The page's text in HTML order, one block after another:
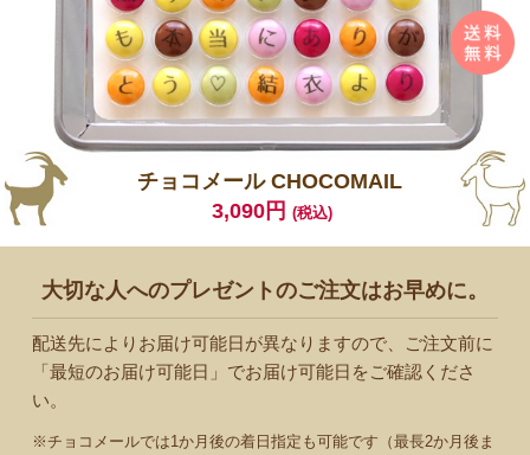
チョコメール CHOCOMAIL
3,090円 (税込)
大切な人へのプレゼントのご注文はお早めに。
配送先によりお届け可能日が異なりますので、
ご注文前に
「最短のお届け可能日」でお届け可能日をご確認くださ
い。
※チョコメールでは1か月後の着日指定も可能です（最長2か月後ま